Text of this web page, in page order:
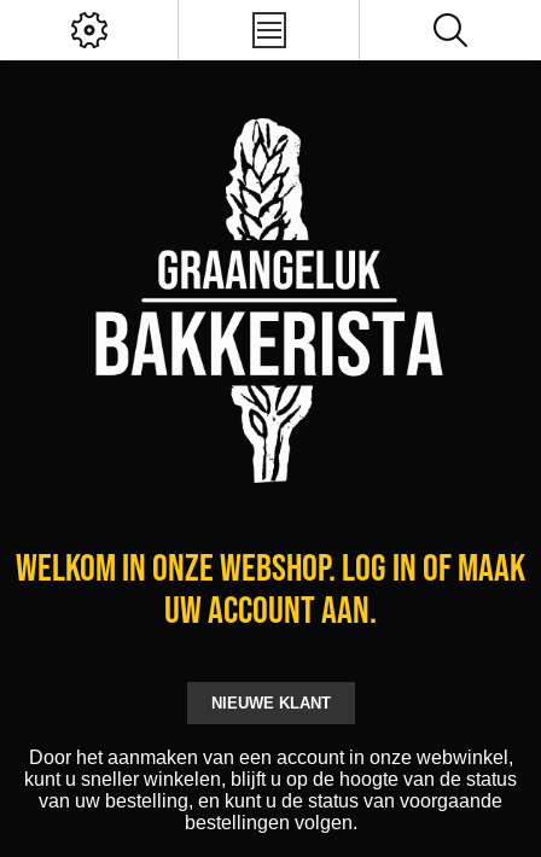
Welkom in onze webshop. Log in of maak
uw account aan.
NIEUWE KLANT
Door het aanmaken van een account in onze webwinkel,
kunt u sneller winkelen, blijft u op de hoogte van de status
van uw bestelling, en kunt u de status van voorgaande
bestellingen volgen.